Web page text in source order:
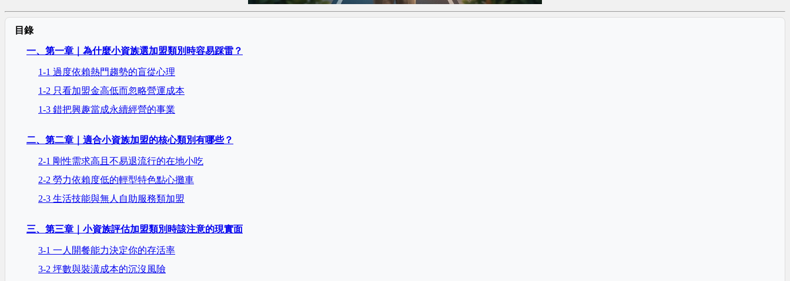
目錄
一、第一章｜為什麼小資族選加盟類別時容易踩雷？
1-1 過度依賴熱門趨勢的盲從心理
1-2 只看加盟金高低而忽略營運成本
1-3 錯把興趣當成永續經營的事業
二、第二章｜適合小資族加盟的核心類別有哪些？
2-1 剛性需求高且不易退流行的在地小吃
2-2 勞力依賴度低的輕型特色點心攤車
2-3 生活技能與無人自助服務類加盟
三、第三章｜小資族評估加盟類別時該注意的現實面
3-1 一人開餐能力決定你的存活率
3-2 坪數與裝潢成本的沉沒風險